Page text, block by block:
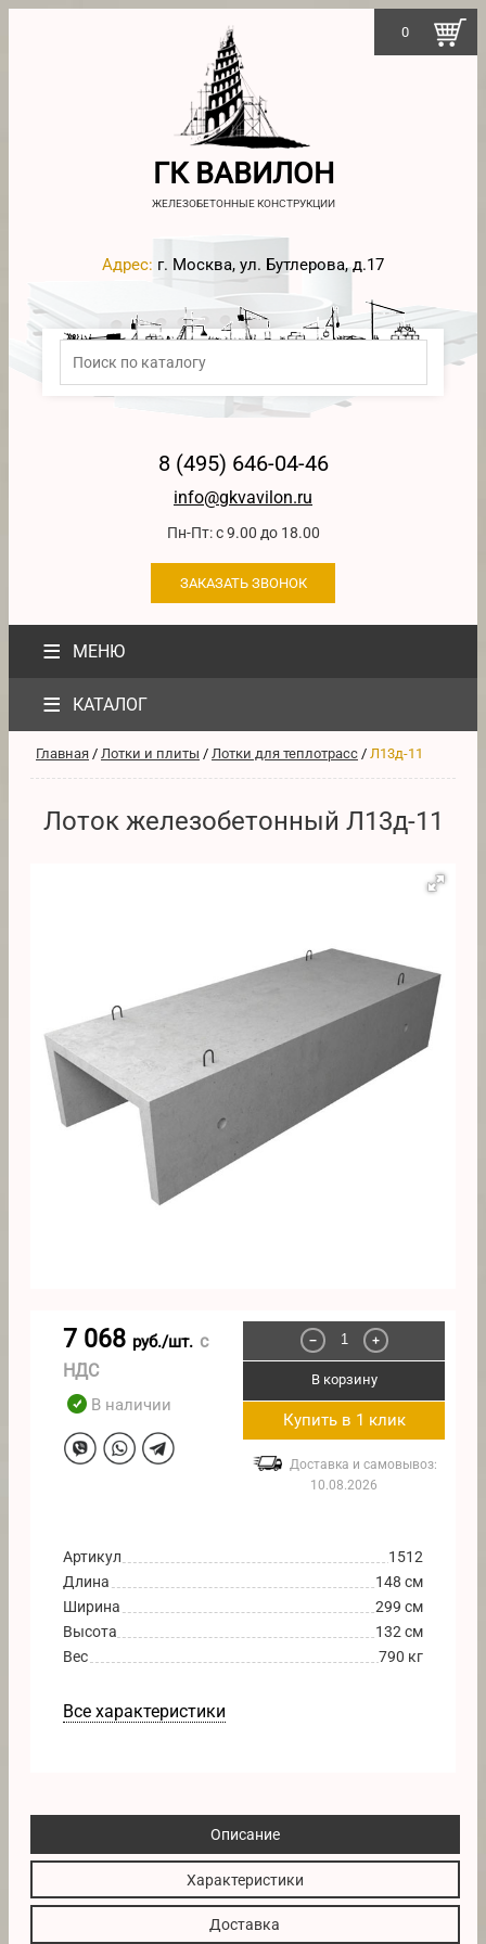
ГК ВАВИЛОН
ЖЕЛЕЗОБЕТОННЫЕ КОНСТРУКЦИИ
Адрес: г. Москва, ул. Бутлерова, д.17
8 (495) 646-04-46
info@gkvavilon.ru
Пн-Пт: с 9.00 до 18.00
ЗАКАЗАТЬ ЗВОНОК
≡ МЕНЮ
0
≡ КАТАЛОГ
Главная / Лотки и плиты / Лотки для теплотрасс / Л13д-11
Лоток железобетонный Л13д-11
7 068 руб./шт. с
НДС
В наличии
− +
В корзину
Купить в 1 клик
Доставка и самовывоз:
10.08.2026
Артикул
1512
Длина
148 см
Ширина
299 см
Высота
132 см
Вес
790 кг
Все характеристики
Описание
Характеристики
Доставка